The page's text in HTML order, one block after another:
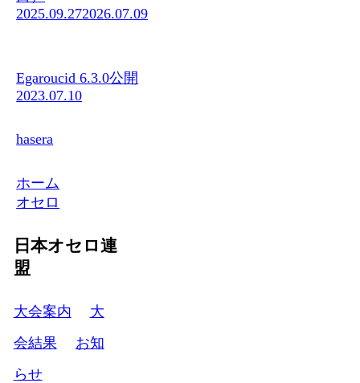
2025.09.272026.07.09
Egaroucid 6.3.0公開
2023.07.10
hasera
ホーム
オセロ
日本オセロ連
盟
大会案内
大
会結果
お知
らせ